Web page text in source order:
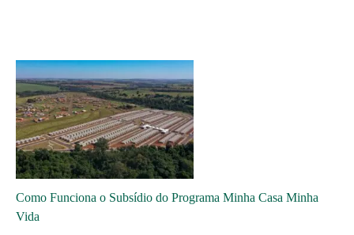
Como Funciona o Subsídio do Programa Minha Casa Minha
Vida